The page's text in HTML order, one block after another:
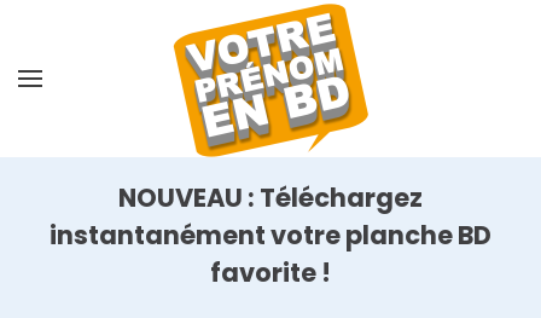
NOUVEAU : Téléchargez
instantanément votre planche BD
favorite !